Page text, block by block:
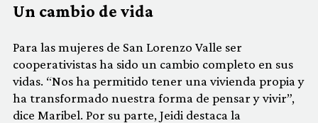
Un cambio de vida
Para las mujeres de San Lorenzo Valle ser
cooperativistas ha sido un cambio completo en sus
vidas. “Nos ha permitido tener una vivienda propia y
ha transformado nuestra forma de pensar y vivir”,
dice Maribel. Por su parte, Jeidi destaca la